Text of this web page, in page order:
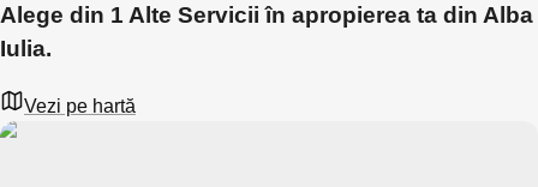
Alege din 1 Alte Servicii în apropierea ta din Alba
Iulia.
Vezi pe hartă